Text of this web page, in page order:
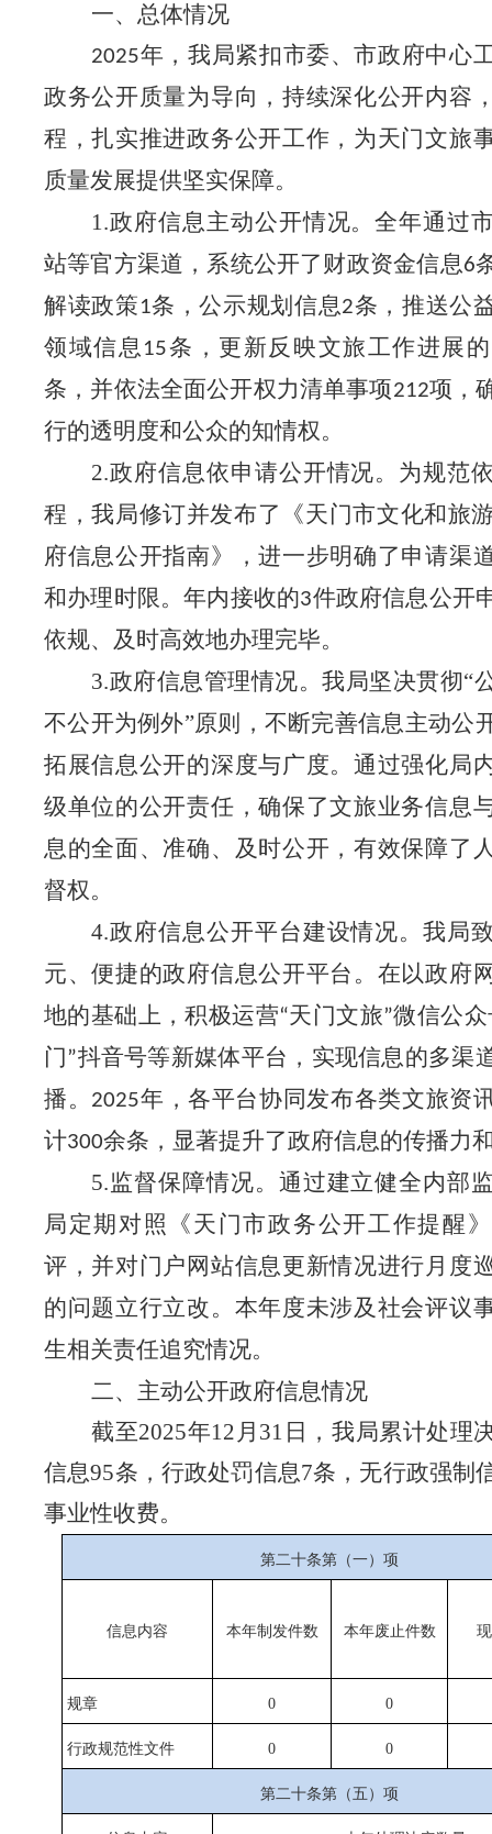
一、总体情况
2025年，我局紧扣市委、市政府中心
政务公开质量为导向，持续深化公开内容
程 ，扎实推进政务公开工作，为天门文旅
质量发展提供坚实保障。
1.政府信息主动公开情况。全年通过
站等官方渠道，系统公开了财政资金信息6
解读政策1条，公示规划信息2条，推送公
领域信息15条，更新反映文旅工作进展
条，并依法全面公开权力清单事项212项，
行的透明度和公众的知情权。
2.政府信息依申请公开情况。 为规范
程，我局修订并发布了《天门市文化和旅
府信息公开指南》，进一步明确了申请渠
和办理时限。年内接收的3件政府信息公开
依规、及时高效地办理完毕。
3.政府信息管理情况。 我局坚决贯彻“
不公开为例外”原则，不断完善信息主动公
拓展信息公开的深度与广度。通过强化局
级单位的公开责任，确保了文旅业务信息
息的全面、准确、及时公开，有效保障了
督权。
4.政府信息公开平台建设情况。我局
元、便捷的政府信息公开平台。在以政府
地的基础上，积极运营“天门文旅”微信公
门”抖音号等新媒体平台，实现信息的多渠
播。
2025年，各平台协同发布各类文旅资
计300余条，显著提升了政府信息的传播力
5.监督保障情况。 通过建立健全内部
局定期对照《天门市政务公开工作提醒
评，并对门户网站信息更新情况进行月度
的问题立行立改。本年度未涉及社会评议
生相关责任追究情况。
二、主动公开政府信息情况
截至2025年12月31日，我局累计处理
信息95条，行政处罚信息7条，无行政强制
事业性收费。
第二十条第（一）项
信息内容 本年制发件数 本年废止件数
规章 0 0
行政规范性文件 0 0
第二十条第（五）项